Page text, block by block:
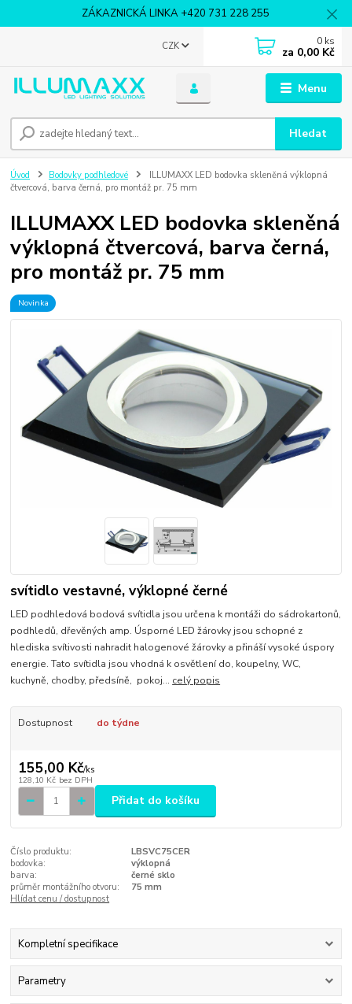
ZÁKAZNICKÁ LINKA +420 731 228 255
Menu
CZK
Hledat
0 ks
za 0,00 Kč
Úvod Bodovky podhledové
ILLUMAXX LED bodovka skleněná výklopná
čtvercová, barva černá, pro montáž pr. 75 mm
ILLUMAXX LED bodovka skleněná
výklopná čtvercová, barva černá,
pro montáž pr. 75 mm
Novinka
svítidlo vestavné, výklopné černé
LED podhledová bodová svítidla jsou určena k montáži do sádrokartonů,
podhledů, dřevěných amp. Úsporné LED žárovky jsou schopné z
hlediska svítivosti nahradit halogenové žárovky a přináší vysoké úspory
energie. Tato svítidla jsou vhodná k osvětlení do, koupelny, WC,
kuchyně, chodby, předsíně, pokoj... celý popis
Dostupnost do týdne
155,00 Kč/ks
128,10 Kč bez DPH
Přidat do košíku
Číslo produktu:
LBSVC75CER
bodovka:
výklopná
barva:
černé sklo
průměr montážního otvoru:
75 mm
Hlídat cenu / dostupnost
Kompletní specifikace
Parametry